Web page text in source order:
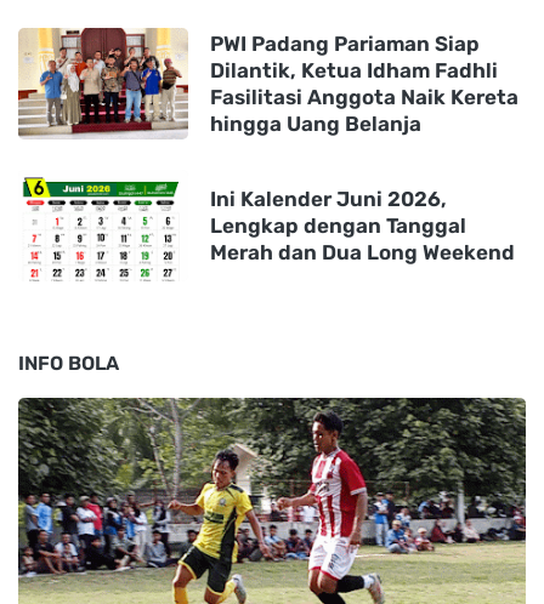
PWI Padang Pariaman Siap
Dilantik, Ketua Idham Fadhli
Fasilitasi Anggota Naik Kereta
hingga Uang Belanja
Ini Kalender Juni 2026,
Lengkap dengan Tanggal
Merah dan Dua Long Weekend
INFO BOLA